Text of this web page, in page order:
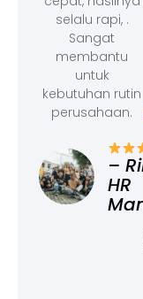
selalu rapi, .
Sangat
membantu
untuk
kebutuhan rutin
perusahaan.
–
HR